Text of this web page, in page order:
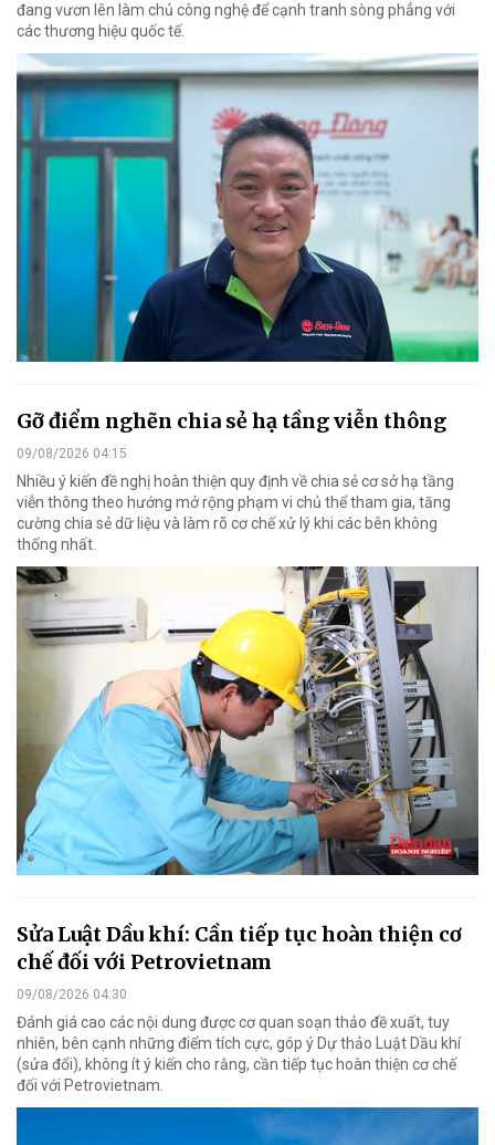
đang vươn lên làm chủ công nghệ để cạnh tranh sòng phẳng với
các thương hiệu quốc tế.
Gỡ điểm nghẽn chia sẻ hạ tầng viễn thông
09/08/2026 04:15
Nhiều ý kiến đề nghị hoàn thiện quy định về chia sẻ cơ sở hạ tầng
viễn thông theo hướng mở rộng phạm vi chủ thể tham gia, tăng
cường chia sẻ dữ liệu và làm rõ cơ chế xử lý khi các bên không
thống nhất.
Sửa Luật Dầu khí: Cần tiếp tục hoàn thiện cơ
chế đối với Petrovietnam
09/08/2026 04:30
Đánh giá cao các nội dung được cơ quan soạn thảo đề xuất, tuy
nhiên, bên cạnh những điểm tích cực, góp ý Dự thảo Luật Dầu khí
(sửa đổi), không ít ý kiến cho rằng, cần tiếp tục hoàn thiện cơ chế
đối với Petrovietnam.